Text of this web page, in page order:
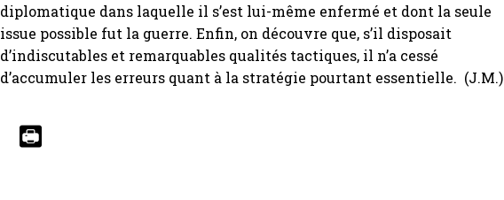
diplomatique dans laquelle il s’est lui-même enfermé et dont la seule
issue possible fut la guerre. Enfin, on découvre que, s’il disposait
d’indiscutables et remarquables qualités tactiques, il n’a cessé
d’accumuler les erreurs quant à la stratégie pourtant essentielle. (J.M.)